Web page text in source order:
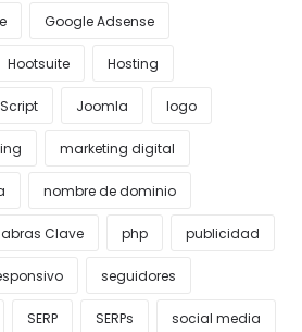
Google Adsense
Hootsuite Hosting
Joomla logo
marketing digital
nombre de dominio
Clave php publicidad
seguidores
SERP SERPs social media